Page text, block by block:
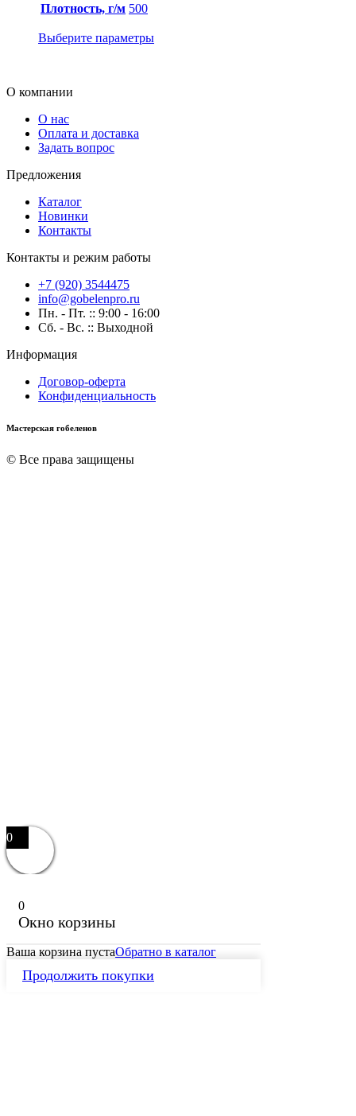
Плотность, г/м 500
Выберите параметры
О компании
О нас
Оплата и доставка
Задать вопрос
Предложения
Каталог
Новинки
Контакты
Контакты и режим работы
+7 (920) 3544475
info@gobelenpro.ru
Пн. - Пт. :: 9:00 - 16:00
Сб. - Вс. :: Выходной
Информация
Договор-оферта
Конфиденциальность
Мастерская гобеленов
© Все права защищены
0
0
Окно корзины
Ваша корзина пустаОбратно в каталог
Продолжить покупки